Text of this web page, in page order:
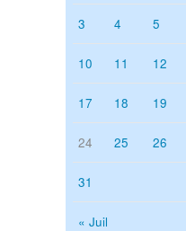
« Juil
3 4 5
10 11 12
17 18 19
24 25 26
31